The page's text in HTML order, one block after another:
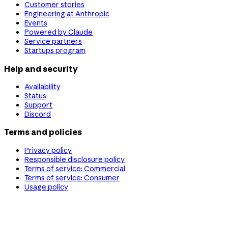
Customer stories
Engineering at Anthropic
Events
Powered by Claude
Service partners
Startups program
Help and security
Availability
Status
Support
Discord
Terms and policies
Privacy policy
Responsible disclosure policy
Terms of service: Commercial
Terms of service: Consumer
Usage policy